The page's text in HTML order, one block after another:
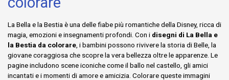
La Bella e la Bestia è una delle fiabe più romantiche della Disney, ricca di
magia, emozioni e insegnamenti profondi. Con i disegni di La Bella e
la Bestia da colorare , i bambini possono rivivere la storia di Belle, la
giovane coraggiosa che scopre la vera bellezza oltre le apparenze. Le
pagine includono scene iconiche come il ballo nel castello, gli amici
incantati e i momenti di amore e amicizia. Colorare queste immagini